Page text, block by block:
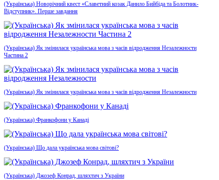
(Українська) Новорічний квест «Славетний козак Данило Бийбіда та Болотник-
Відступник». Перше завдання
(Українська) Як змінилася українська мова з часів відродження Незалежности
Частина 2
(Українська) Як змінилася українська мова з часів відродження Незалежности
(Українська) Франкофони у Канаді
(Українська) Що дала українська мова світові?
(Українська) Джозеф Конрад, шляхтич з України